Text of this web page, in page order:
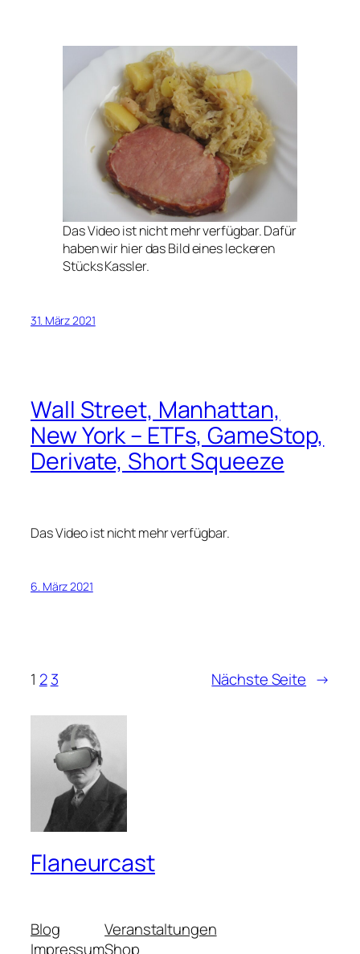
Das Video ist nicht mehr verfügbar. Dafür
haben wir hier das Bild eines leckeren
Stücks Kassler.
31. März 2021
Wall Street, Manhattan,
New York – ETFs, GameStop,
Derivate, Short Squeeze
Das Video ist nicht mehr verfügbar.
6. März 2021
1 2 3 Nächste Seite →
Flaneurcast
Blog
Impressum
Veranstaltungen
Shop